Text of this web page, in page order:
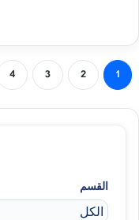
1
2
3
4
القسم